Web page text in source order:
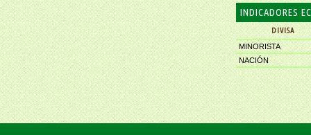
INDICADORES
DIVISA
MINORISTA
NACIÓN